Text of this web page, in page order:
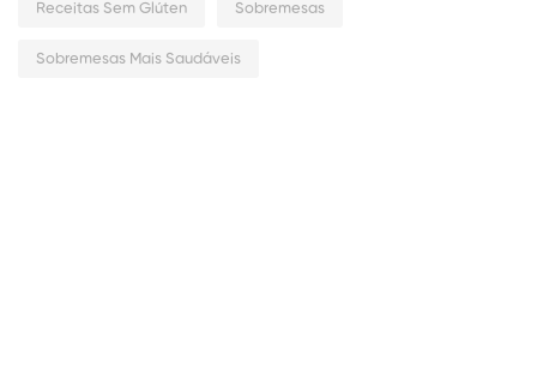
Receitas Sem Glúten Sobremesas
Sobremesas Mais Saudáveis